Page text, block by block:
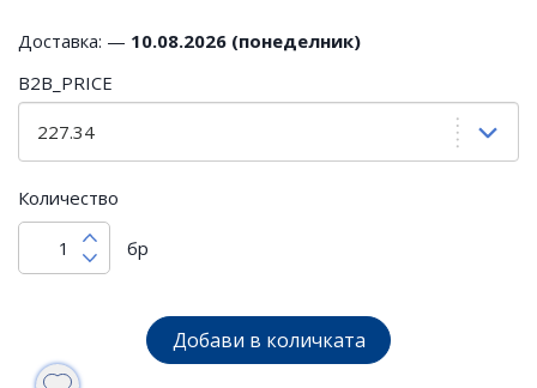
Доставка: — 10.08.2026 (понеделник)
B2B_PRICE
Количество
бр
Добави в количката